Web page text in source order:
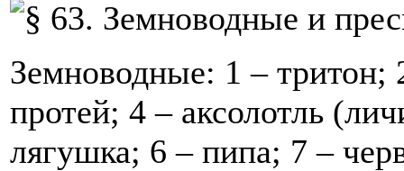
Земноводные: 1 – тритон;
протей; 4 – аксолотль
лягушка; 6 – пипа; 7 –